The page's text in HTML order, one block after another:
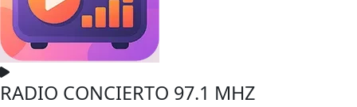
RADIO CONCIERTO 97.1 MHZ